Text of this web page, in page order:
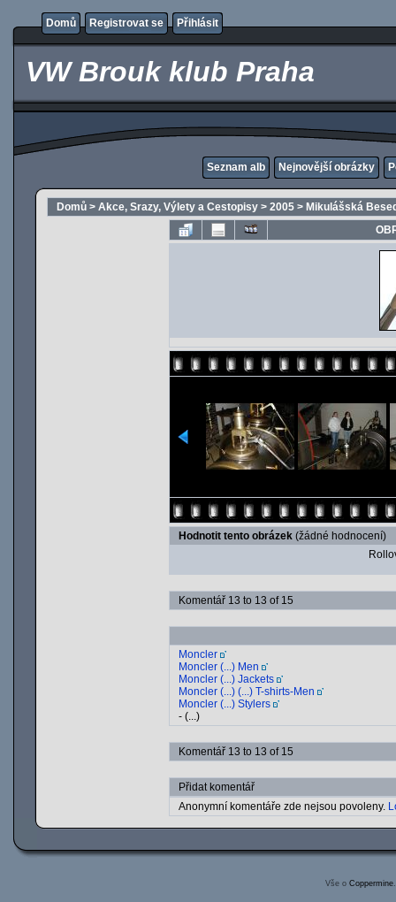
Domů Registrovat se Přihlásit
VW Brouk klub Praha
Seznam alb Nejnovější obrázky
Domů > Akce, Srazy, Výlety a Cestopisy > 2005 > Mikulášská
Hodnotit tento obrázek (žádné hodnocení)
Komentář 13 to 13 of 15
Moncler
Moncler (...) Men
Moncler (...) Jackets
Moncler (...) (...) T-shirts-Men
Moncler (...) Stylers
- (...)
Komentář 13 to 13 of 15
Přidat komentář
Anonymní komentáře zde nejsou povoleny.
Vše o Coppermine